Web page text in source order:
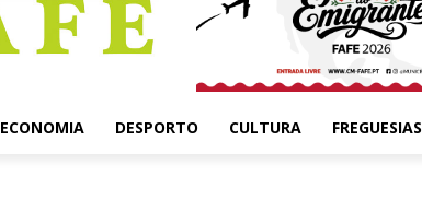
ECONOMIA DESPORTO CULTURA FREGUESIAS